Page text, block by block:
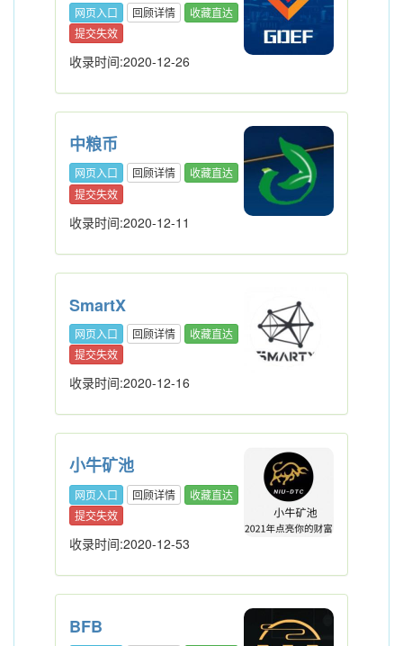
网页入口 回顾详情
收藏直达
提交失效
收录时间:2020-12-26
中粮币
网页入口 回顾详情
收藏直达
提交失效
收录时间:2020-12-11
SmartX
网页入口 回顾详情
收藏直达
提交失效
收录时间:2020-12-16
小牛矿池
网页入口 回顾详情
收藏直达
提交失效
收录时间:2020-12-53
BFB